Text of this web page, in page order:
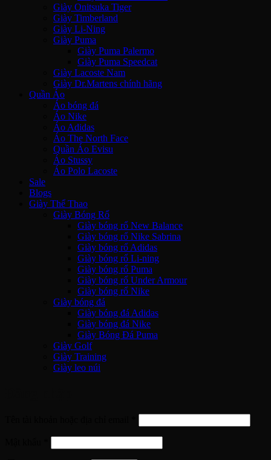
Giày Onitsuka Tiger
Giày Timberland
Giày Li-Ning
Giày Puma
Giày Puma Palermo
Giày Puma Speedcat
Giày Lacoste Nam
Giày Dr.Martens chính hãng
Quần Áo
Áo bóng đá
Áo Nike
Áo Adidas
Áo The North Face
Quần Áo Evisu
Áo Stussy
Áo Polo Lacoste
Sale
Blogs
Giày Thể Thao
Giày Bóng Rổ
Giày bóng rổ New Balance
Giày bóng rổ Nike Sabrina
Giày bóng rổ Adidas
Giày bóng rổ Li-ning
Giày bóng rổ Puma
Giày bóng rổ Under Armour
Giày bóng rổ Nike
Giày bóng đá
Giày bóng đá Adidas
Giày bóng đá Nike
Giày Bóng Đá Puma
Giày Golf
Giày Training
Giày leo núi
buộc
buộc